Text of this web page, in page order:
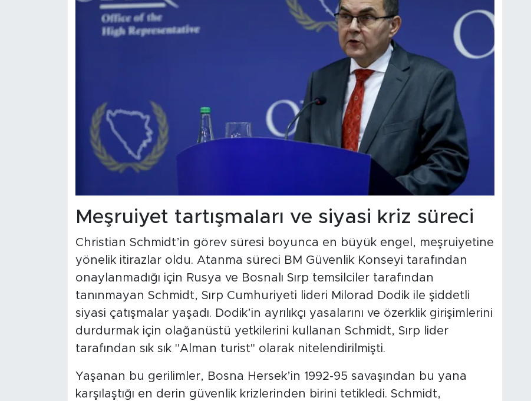
Meşruiyet tartışmaları ve siyasi kriz süreci
Christian Schmidt’in görev süresi boyunca en büyük engel, meşruiyetine
yönelik itirazlar oldu. Atanma süreci BM Güvenlik Konseyi tarafından
onaylanmadığı için Rusya ve Bosnalı Sırp temsilciler tarafından
tanınmayan Schmidt, Sırp Cumhuriyeti lideri Milorad Dodik ile şiddetli
siyasi çatışmalar yaşadı. Dodik’in ayrılıkçı yasalarını ve özerklik girişimlerini
durdurmak için olağanüstü yetkilerini kullanan Schmidt, Sırp lider
tarafından sık sık "Alman turist" olarak nitelendirilmişti.
Yaşanan bu gerilimler, Bosna Hersek’in 1992-95 savaşından bu yana
karşılaştığı en derin güvenlik krizlerinden birini tetikledi. Schmidt,